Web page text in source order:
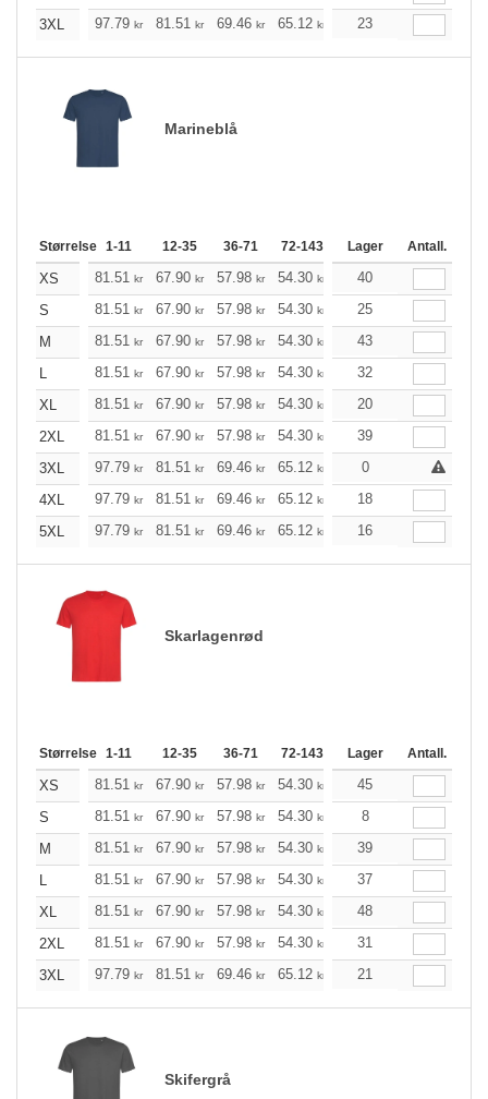
3XL
97.79 kr 81.51 kr 69.46 kr 65.12 kr 61.88
23
Marineblå
Størrelse 1-11 12-35 36-71 72-143 144-287 288 +
Lager Antall.
XS 81.51 kr 67.90 kr 57.98 kr 54.30 kr 51.62
40
S
81.51 kr 67.90 kr 57.98 kr 54.30 kr 51.62
25
M
81.51 kr 67.90 kr 57.98 kr 54.30 kr 51.62
43
L
81.51 kr 67.90 kr 57.98 kr 54.30 kr 51.62
32
XL
81.51 kr 67.90 kr 57.98 kr 54.30 kr 51.62
20
2XL
81.51 kr 67.90 kr 57.98 kr 54.30 kr 51.62
39
3XL
97.79 kr 81.51 kr 69.46 kr 65.12 kr 61.88 61.33kr
0
4XL
97.79 kr 81.51 kr 69.46 kr 65.12 kr 61.88
18
5XL
97.79 kr 81.51 kr 69.46 kr 65.12 kr 61.88
16
Skarlagenrød
Størrelse 1-11 12-35 36-71 72-143 144-287 288 +
Lager Antall.
XS 81.51 kr 67.90 kr 57.98 kr 54.30 kr 51.62
45
S
81.51 kr 67.90 kr 57.98 kr 54.30 kr 51.62
8
M
81.51 kr 67.90 kr 57.98 kr 54.30 kr 51.62
39
L
81.51 kr 67.90 kr 57.98 kr 54.30 kr 51.62
37
XL
81.51 kr 67.90 kr 57.98 kr 54.30 kr 51.62
48
2XL
81.51 kr 67.90 kr 57.98 kr 54.30 kr 51.62
31
3XL
97.79 kr 81.51 kr 69.46 kr 65.12 kr 61.88
21
Skifergrå